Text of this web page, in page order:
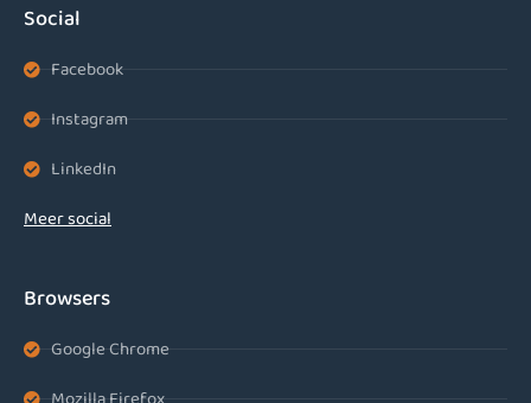
Social
Facebook
Instagram
LinkedIn
Meer social
Browsers
Google Chrome